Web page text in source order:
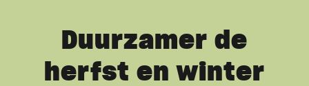
Duurzamer de
herfst en winter